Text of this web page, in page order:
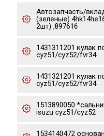
Автозапчасть/
(зеленые)
2шт) ,897616
1431311201 кулак
cyz51/cyz52/fvr34
1431321201 кулак
cyz51/cyz52/fvr34
1513890050
isuzu cyz51/cyz52
1534140472